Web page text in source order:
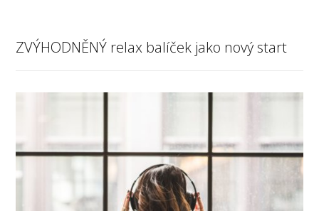
ZVÝHODNĚNÝ relax balíček jako nový start